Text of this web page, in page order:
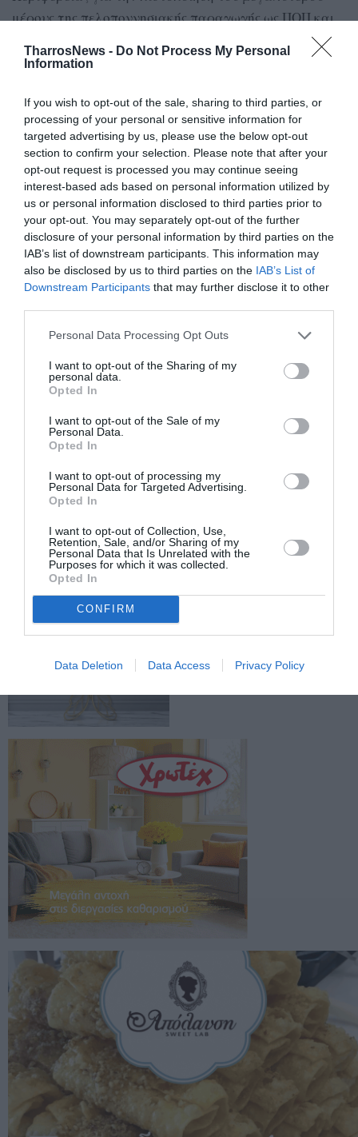
TharrosNews - Do Not Process My Personal
Information
If you wish to opt-out of the sale, sharing to third parties, or
processing of your personal or sensitive information for
targeted advertising by us, please use the below opt-out
section to confirm your selection. Please note that after your
opt-out request is processed you may continue seeing
interest-based ads based on personal information utilized by
us or personal information disclosed to third parties prior to
your opt-out. You may separately opt-out of the further
disclosure of your personal information by third parties on the
IAB’s list of downstream participants. This information may
also be disclosed by us to third parties on the IAB’s List of
Downstream Participants that may further disclose it to other
Personal Data Processing Opt Outs
I want to opt-out of the Sharing of my
personal data.
Opted In
I want to opt-out of the Sale of my
Personal Data.
Opted In
I want to opt-out of processing my
Personal Data for Targeted Advertising.
Opted In
I want to opt-out of Collection, Use,
Retention, Sale, and/or Sharing of my
Personal Data that Is Unrelated with the
Purposes for which it was collected.
Opted In
CONFIRM
Data Deletion Data Access Privacy Policy
μέρους της πελοποννησιακής παραγωγής ως ΠΟΠ και
ΠΓΕ, ενώ έκανε ειδική αναφορά στα ευρωπαϊκά έργα
OliveOilMed, Pollinate και GEORGIA, τα οποία – όπως
αποτελούν ευκαιρίες καινοτομίας και μετάβασης.
Ιδιαίτερη έμφαση έδωσε επίσης στα έργα υποδομών,
όπως το Μιναγιώτικο φράγμα, που –όπως σημείωσε–
ενισχύουν τη βιωσιμότητα της παραγωγής και
υπηρετούν τη δικαιοσύνη απέναντι στις τοπικές
κοινωνίες.
Η Περιφέρεια Πελοποννήσου, όπως σημείωσε ο κ.
Πτωχός, επενδύει στη γνώση, με την ελιά και το
ΕΛΑΙΟΛΑΔΟ
ΦΕΣΤΙΒΑΛ ΕΛΙΑΣ ΚΑΙ ΕΛΑΙΟΛΑΔΟΥ
ΔΗΜΗΤΡΗΣ ΠΤΩΧΟΣ
ΕΛΑΙΟΚΟΜΙΚΟΣ ΚΛΑΔΟΣ
1Οο ΦΕΣΤΙΒΑΛ ΕΛΑΙΟΛΑΔΟΥ ΚΑΙ ΕΛΙΑΣ
Facebook